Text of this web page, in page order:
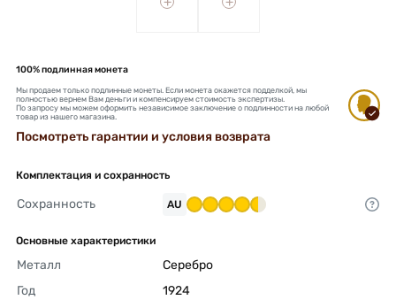
100% подлинная монета
Мы продаем только подлинные монеты. Если монета окажется подделкой, мы
полностью вернем Вам деньги и компенсируем стоимость экспертизы.
По запросу мы можем оформить независимое заключение о подлинности на любой
товар из нашего магазина.
Посмотреть гарантии и условия возврата
Комплектация и сохранность
Сохранность AU
Основные характеристики
Металл
Серебро
Год
1924